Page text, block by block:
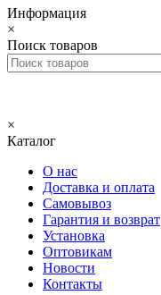
Информация
×
Поиск товаров
×
Каталог
О нас
Доставка и оплата
Самовывоз
Гарантия и возврат
Установка
Оптовикам
Новости
Контакты